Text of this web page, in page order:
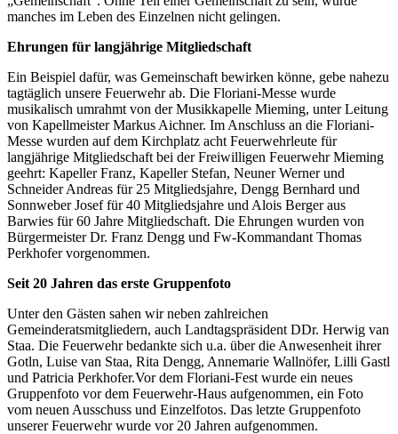
manches im Leben des Einzelnen nicht gelingen.
Ehrungen für langjährige Mitgliedschaft
Ein Beispiel dafür, was Gemeinschaft bewirken könne, gebe nahezu
tagtäglich unsere Feuerwehr ab. Die Floriani-Messe wurde
musikalisch umrahmt von der Musikkapelle Mieming, unter Leitung
von Kapellmeister Markus Aichner. Im Anschluss an die Floriani-
Messe wurden auf dem Kirchplatz acht Feuerwehrleute für
langjährige Mitgliedschaft bei der Freiwilligen Feuerwehr Mieming
geehrt: Kapeller Franz, Kapeller Stefan, Neuner Werner und
Schneider Andreas für 25 Mitgliedsjahre, Dengg Bernhard und
Sonnweber Josef für 40 Mitgliedsjahre und Alois Berger aus
Barwies für 60 Jahre Mitgliedschaft. Die Ehrungen wurden von
Bürgermeister Dr. Franz Dengg und Fw-Kommandant Thomas
Perkhofer vorgenommen.
Seit 20 Jahren das erste Gruppenfoto
Unter den Gästen sahen wir neben zahlreichen
Gemeinderatsmitgliedern, auch Landtagspräsident DDr. Herwig van
Staa. Die Feuerwehr bedankte sich u.a. über die Anwesenheit ihrer
Gotln, Luise van Staa, Rita Dengg, Annemarie Wallnöfer, Lilli Gastl
und Patricia Perkhofer.Vor dem Floriani-Fest wurde ein neues
Gruppenfoto vor dem Feuerwehr-Haus aufgenommen, ein Foto
vom neuen Ausschuss und Einzelfotos. Das letzte Gruppenfoto
unserer Feuerwehr wurde vor 20 Jahren aufgenommen.